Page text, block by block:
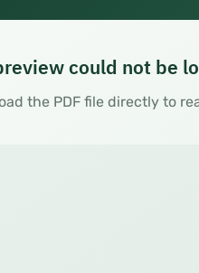
could not be
the PDF file directly to